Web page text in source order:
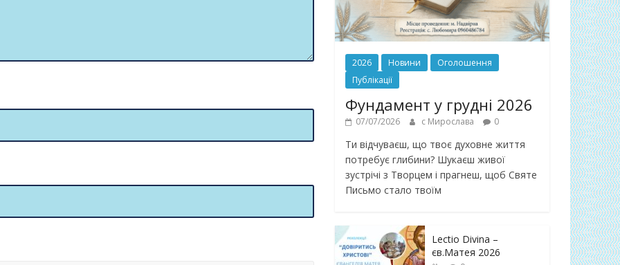
2026 Новини
Оголошення
Публікації
Фундамент у грудні 2026
07/07/2026 с Мирослава 0
Ти відчуваєш, що твоє духовне життя
потребує глибини? Шукаєш живої
зустрічі з Творцем і прагнеш, щоб Святе
Письмо стало твоїм
Lectio Divina –
єв.Матея 2026